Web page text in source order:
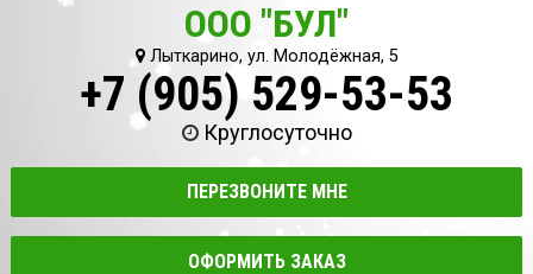
ООО "БУЛ"
Лыткарино, ул. Молодёжная, 5
+7 (905) 529-53-53
Круглосуточно
ПЕРЕЗВОНИТЕ МНЕ
ОФОРМИТЬ ЗАКАЗ